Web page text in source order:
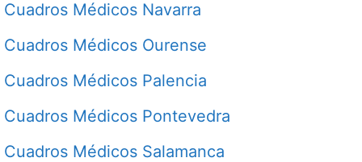
Cuadros Médicos Navarra
Cuadros Médicos Ourense
Cuadros Médicos Palencia
Cuadros Médicos Pontevedra
Cuadros Médicos Salamanca